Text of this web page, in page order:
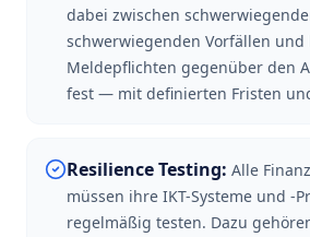
dabei zwischen
schwerwiegenden Vorfällen und
Meldepflichten gegenüber den
fest — mit definierten Fristen
Resilience Testing: Alle
müssen ihre IKT-Systeme und -
regelmäßig testen. Dazu